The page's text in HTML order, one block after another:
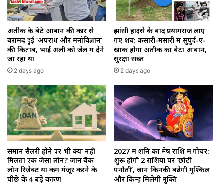
अतीक के बेटे आबान की कार से
बरामद हुईं ‘अपराध और मनोविज्ञान’
की किताबें, भाई अली को जेल में देने
जा रहा था
2 days ago
झांसी हादसे के बाद प्रयागराज लाए
गए शव: कसारी-मसारी में सुपुर्द-ए-
खाक होगा अतीक का बेटा आबान,
सुरक्षा सख्त
2 days ago
समान सैलरी होने पर भी क्यों नहीं
मिलता एक जैसा लोन? जानें बैंक
लोन रिजेक्ट या कम मंजूर करने के
पीछे के 4 बड़े कारण
2027 में शनि का मेष राशि में गोचर:
शुरू होगी 2 राशियों पर ‘छोटी
पनौती’, जानें किनकी बढ़ेगी मुश्किलें
और किन्हें मिलेगी मुक्ति